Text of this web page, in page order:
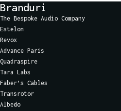
Branduri
The Bespoke Audio Company
Estelon
Revox
Advance Paris
Quadraspire
Tara Labs
Faber’s Cables
Transrotor
Albedo